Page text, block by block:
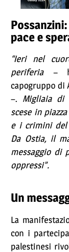
pace e
“Ieri nel
periferia–
capogruppo di
–. Migliaia di
scese in
e i crimini del
Da Ostia, il
messaggio di
oppressi”.
Un
La
con i
palestinesi